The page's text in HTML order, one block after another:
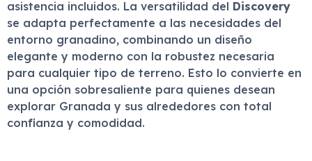
asistencia incluidos. La versatilidad del Discovery
se adapta perfectamente a las necesidades del
entorno granadino, combinando un diseño
elegante y moderno con la robustez necesaria
para cualquier tipo de terreno. Esto lo convierte en
una opción sobresaliente para quienes desean
explorar Granada y sus alrededores con total
confianza y comodidad.